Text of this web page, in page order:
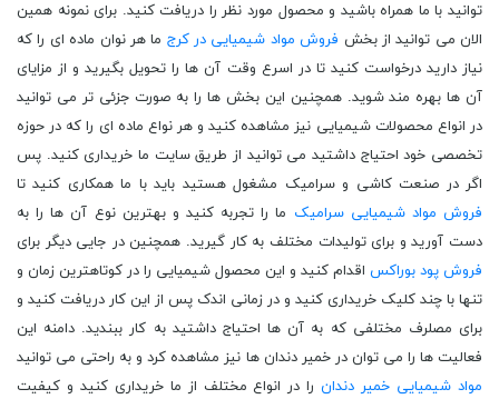
توانید با ما همراه باشید و محصول مورد نظر را دریافت کنید. برای نمونه همین
الان می توانید از بخش فروش مواد شیمیایی در کرج ما هر نوان ماده ای را که
نیاز دارید درخواست کنید تا در اسرع وقت آن ها را تحویل بگیرید و از مزایای
آن ها بهره مند شوید. همچنین این بخش ها را به صورت جزئی تر می توانید
در انواع محصولات شیمیایی نیز مشاهده کنید و هر نواع ماده ای را که در حوزه
تخصصی خود احتیاج داشتید می توانید از طریق سایت ما خریداری کنید. پس
اگر در صنعت کاشی و سرامیک مشغول هستید باید با ما همکاری کنید تا
فروش مواد شیمیایی سرامیک ما را تجربه کنید و بهترین نوع آن ها را به
دست آورید و برای تولیدات مختلف به کار گیرید. همچنین در جایی دیگر برای
فروش پود بوراکس اقدام کنید و این محصول شیمیایی را در کوتاهترین زمان و
تنها با چند کلیک خریداری کنید و در زمانی اندک پس از این کار دریافت کنید و
برای مصلرف مختلفی که به آن ها احتیاج داشتید به کار ببندید. دامنه این
فعالیت ها را می توان در خمیر دندان ها نیز مشاهده کرد و به راحتی می توانید
مواد شیمیایی خمیر دندانرا در انواع مختلف از ما خریداری کنید و کیفیت